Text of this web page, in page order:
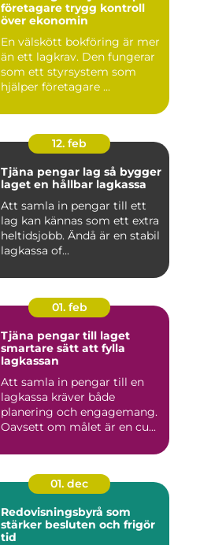
företagare trygg kontroll
över ekonomin
En välskött bokföring är mer
än ett lagkrav. Den fungerar
som ett styrsystem som
hjälper företagare ...
12. feb
Tjäna pengar lag så bygger
laget en hållbar lagkassa
Att samla in pengar till ett
lag kan kännas som ett extra
heltidsjobb. Ändå är en stabil
lagkassa of...
01. feb
Tjäna pengar till laget
smartare sätt att fylla
lagkassan
Att samla in pengar till en
lagkassa kräver både
planering och engagemang.
Oavsett om målet är en cu...
01. dec
Redovisningsbyrå som
stärker besluten och frigör
tid